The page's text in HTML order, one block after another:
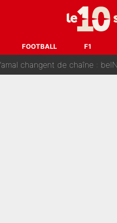
FOOTBALL F1
les recrues espérées par
: Ces autres joueurs du XV de
changent de chaîne : beIN